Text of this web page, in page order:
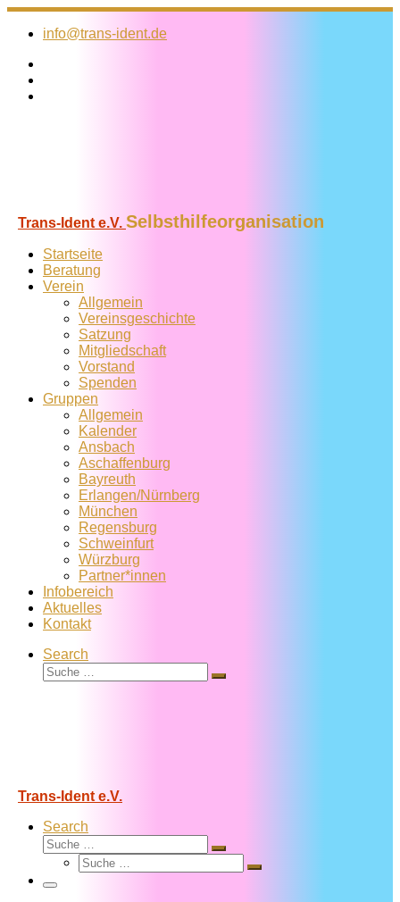
Zum
Inhalt
info@trans-ident.de
Trans-Ident e.V. Selbsthilfeorganisation
Startseite
Beratung
Verein
Allgemein
Vereins­geschichte
Satzung
Mitglied­schaft
Vorstand
Spenden
Gruppen
Allgemein
Kalender
Ansbach
Aschaffenburg
Bayreuth
Erlangen/Nürnberg
München
Regensburg
Schweinfurt
Würzburg
Partner*innen
Infobereich
Aktuelles
Kontakt
Search
Suche
Suche
Trans-Ident e.V.
Search
Suche
Suche
Suche
Suche
Menü